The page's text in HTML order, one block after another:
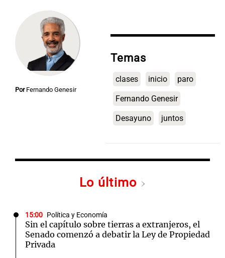
Por Fernando Genesir
Temas
clases inicio paro
Fernando Genesir
Desayuno juntos
Lo último
15:00 Política y Economía
Sin el capítulo sobre tierras a extranjeros, el
Senado comenzó a debatir la Ley de Propiedad
Privada
Notas
La Sole en
Cadena 3